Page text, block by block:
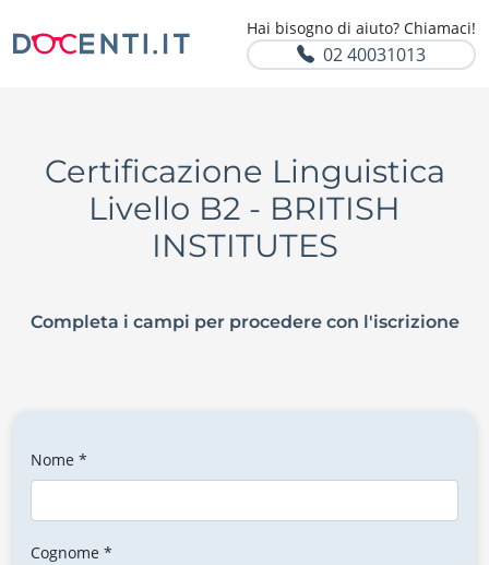
Hai bisogno di aiuto? Chiamaci!
02 40031013
Certificazione Linguistica
Livello B2 - BRITISH
INSTITUTES
Completa i campi per procedere con l'iscrizione
Nome *
Cognome *